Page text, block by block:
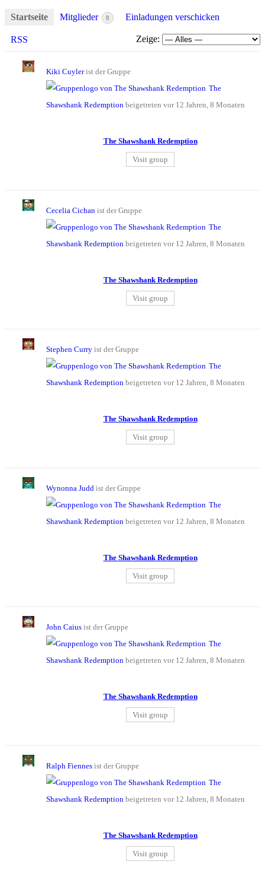
Startseite Mitglieder 8 Einladungen verschicken
RSS Zeige:
Kiki Cuylerist der Gruppe
The
Shawshank Redemption beigetreten vor 12 Jahren, 8 Monaten
The Shawshank Redemption
Visit group
Cecelia Cichan ist der Gruppe
The
Shawshank Redemption beigetreten vor 12 Jahren, 8 Monaten
The Shawshank Redemption
Visit group
Stephen Curry ist der Gruppe
The
Shawshank Redemption beigetreten vor 12 Jahren, 8 Monaten
The Shawshank Redemption
Visit group
Wynonna Judd ist der Gruppe
The
Shawshank Redemption beigetreten vor 12 Jahren, 8 Monaten
The Shawshank Redemption
Visit group
John Caius ist der Gruppe
The
Shawshank Redemption beigetreten vor 12 Jahren, 8 Monaten
The Shawshank Redemption
Visit group
Ralph Fiennes ist der Gruppe
The
Shawshank Redemption beigetreten vor 12 Jahren, 8 Monaten
The Shawshank Redemption
Visit group